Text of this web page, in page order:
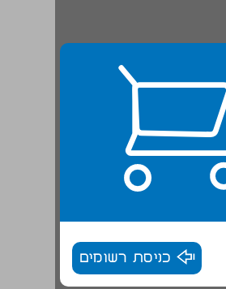
כניסת רשומים